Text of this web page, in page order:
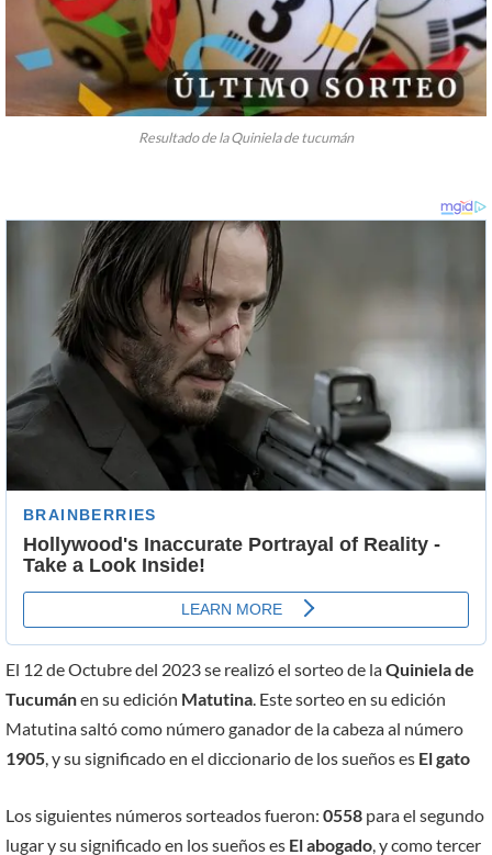
Resultado de la Quiniela de tucumán
El 12 de Octubre del 2023 se realizó el sorteo de laQuiniela de
Tucumánen su edición Matutina. Este sorteo en su edición
Matutina saltó como número ganador de la cabeza al número
1905, y su significado en el diccionario de los sueños es El gato
Los siguientes números sorteados fueron: 0558 para el segundo
lugar y su significado en los sueños es El abogado , y como tercer